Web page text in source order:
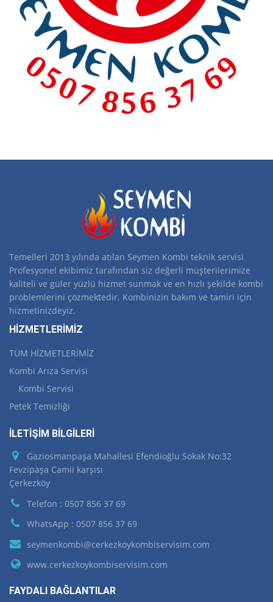
Temelleri 2013 yılında atılan Seymen Kombi teknik servisi
Profesyonel ekibimiz tarafından siz değerli müşterilerimize
kaliteli ve güler yüzlü hizmet sunmak ve en hızlı şekilde kombi
problemlerini çözmektedir. Kombinizin bakım ve tamiri için
hizmetinizdeyiz.
HİZMETLERİMİZ
TÜM HİZMETLERİMİZ
Kombi Arıza Servisi
Kombi Servisi
Petek Temizliği
İLETİŞİM BİLGİLERİ
Gaziosmanpaşa Mahallesi Efendioğlu Sokak No:32
Fevzipaşa Camii karşısı
Çerkezköy
Telefon : 0507 856 37 69
WhatsApp : 0507 856 37 69
seymenkombi@cerkezkoykombiservisim.com
www.cerkezkoykombiservisim.com
FAYDALI BAĞLANTILAR